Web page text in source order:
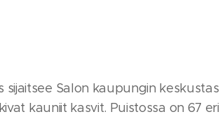
Salon kaupungin
kauniit kasvit. Puistossa on 67